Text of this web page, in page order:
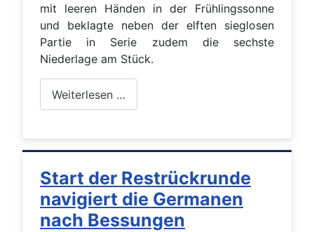
mit leeren Händen in der Frühlingssonne
und beklagte neben der elften sieglosen
Partie in Serie zudem die sechste
Niederlage am Stück.
Weiterlesen …
Start der Restrückrunde
navigiert die Germanen
nach Bessungen